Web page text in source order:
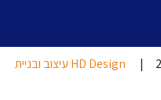
HD Design עיצוב ובניית